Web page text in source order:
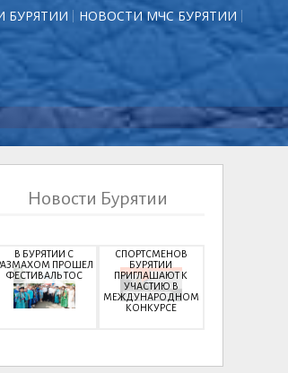
БУРЯТИИ НОВОСТИ МЧС БУРЯТИИ
Новости Бурятии
В БУРЯТИИ С
ПРОШЕЛ
ФЕСТИВАЛЬ ТОС
СПОРТСМЕНОВ
БУРЯТИИ
ПРИГЛАШАЮТ К
УЧАСТИЮ В
МЕЖДУНАРОДНОМ
КОНКУРСЕ